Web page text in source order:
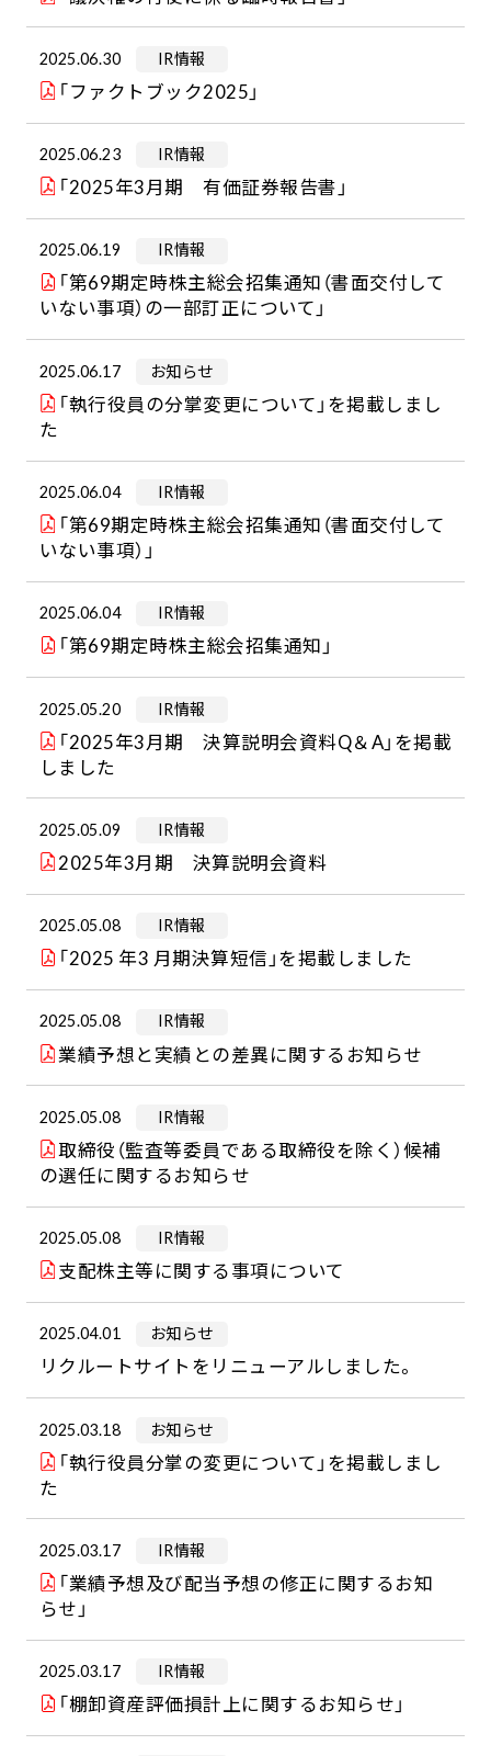
2025.06.30 IR情報
「ファクトブック2025」
2025.06.23 IR情報
「2025年3月期 有価証券報告書」
2025.06.19 IR情報
「第69期定時株主総会招集通知（書面交付して
いない事項）の一部訂正について」
2025.06.17 お知らせ
「執行役員の分掌変更について」を掲載しまし
た
2025.06.04 IR情報
「第69期定時株主総会招集通知（書面交付して
いない事項）」
2025.06.04 IR情報
「第69期定時株主総会招集通知」
2025.05.20 IR情報
「2025年3月期 決算説明会資料Q＆A」を掲載
しました
2025.05.09 IR情報
2025年3月期 決算説明会資料
2025.05.08 IR情報
「2025 年3 月期決算短信」を掲載しました
2025.05.08 IR情報
業績予想と実績との差異に関するお知らせ
2025.05.08 IR情報
取締役（監査等委員である取締役を除く）候補
の選任に関するお知らせ
2025.05.08 IR情報
支配株主等に関する事項について
2025.04.01 お知らせ
リクルートサイトをリニューアルしました。
2025.03.18 お知らせ
「執行役員分掌の変更について」を掲載しまし
た
2025.03.17 IR情報
「業績予想及び配当予想の修正に関するお知
らせ」
2025.03.17 IR情報
「棚卸資産評価損計上に関するお知らせ」